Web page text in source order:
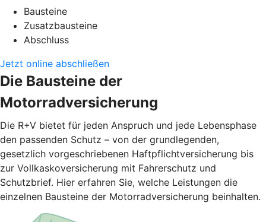
Bausteine
Zusatzbausteine
Abschluss
Jetzt online abschließen
Die Bausteine der
Motorradversicherung
Die R+V bietet für jeden Anspruch und jede Lebensphase
den passenden Schutz – von der grundlegenden,
gesetzlich vorgeschriebenen Haftpflichtversicherung bis
zur Vollkaskoversicherung mit Fahrerschutz und
Schutzbrief. Hier erfahren Sie, welche Leistungen die
einzelnen Bausteine der Motorradversicherung beinhalten.